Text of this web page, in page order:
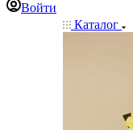
Войти
Каталог